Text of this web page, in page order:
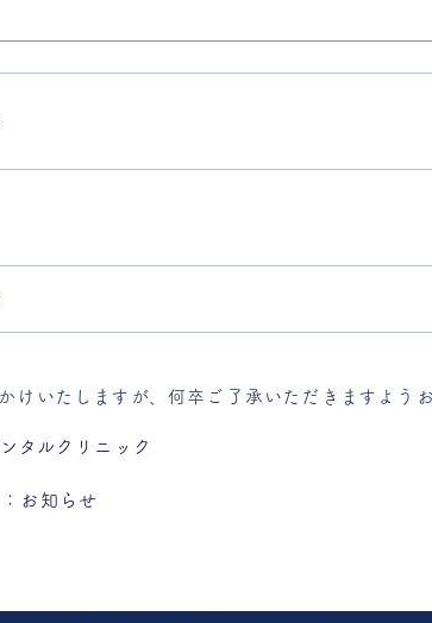
いたしますが、何卒ご了承いただきますようお
タルクリニック
お知らせ